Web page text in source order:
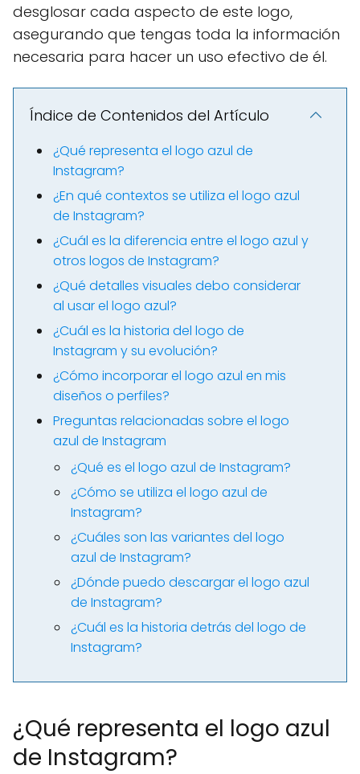
desglosar cada aspecto de este logo,
asegurando que tengas toda la información
necesaria para hacer un uso efectivo de él.
Índice de Contenidos del Artículo
¿Qué representa el logo azul de
Instagram?
¿En qué contextos se utiliza el logo azul
de Instagram?
¿Cuál es la diferencia entre el logo azul y
otros logos de Instagram?
¿Qué detalles visuales debo considerar
al usar el logo azul?
¿Cuál es la historia del logo de
Instagram y su evolución?
¿Cómo incorporar el logo azul en mis
diseños o perfiles?
Preguntas relacionadas sobre el logo
azul de Instagram
¿Qué es el logo azul de Instagram?
¿Cómo se utiliza el logo azul de
Instagram?
¿Cuáles son las variantes del logo
azul de Instagram?
¿Dónde puedo descargar el logo azul
de Instagram?
¿Cuál es la historia detrás del logo de
Instagram?
¿Qué representa el logo azul
de Instagram?